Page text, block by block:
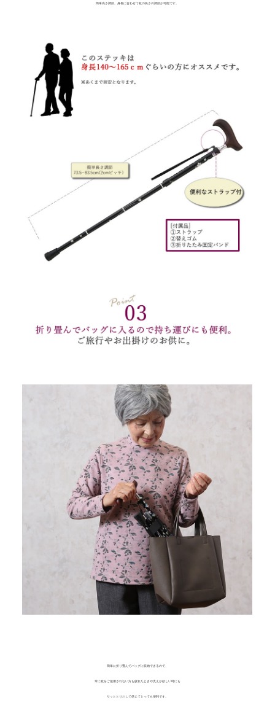
簡単高さ調節。身長に合わせて杖の長さの調節が可能です。
簡単に折り畳んでバッグに収納できるので、
常に杖をご使用されない方も疲れたときや支えが欲しい時にも
サッととりだして使えてとっても便利です。